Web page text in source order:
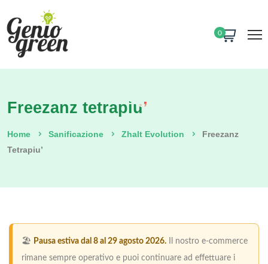
0
Freezanz tetrapiu’
Home Sanificazione Zhalt Evolution
Freezanz
Tetrapiu’
🏖️ Pausa estiva dal 8 al 29 agosto 2026. Il nostro e-commerce
rimane sempre operativo e puoi continuare ad effettuare i